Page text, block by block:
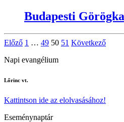
Budapesti
Bejegyzések
lapozása
Előző 1 … 49 50 51 Következő
Napi evangélium
Lőrinc vt.
Kattintson ide az elolvasásához!
Eseménynaptár